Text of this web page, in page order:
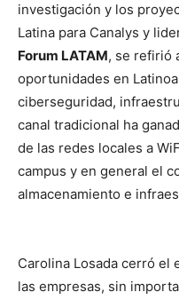
investigación y los
Latina para Canalys y
Forum LATAM, se refirió
oportunidades en
ciberseguridad,
canal tradicional ha
de las redes locales a
campus y en general el
almacenamiento e
Carolina Losada cerró el
las empresas, sin